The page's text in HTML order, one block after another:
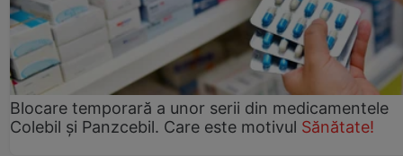
Blocare temporară a unor serii din medicamentele
Colebil și Panzcebil. Care este motivul Sănătate!